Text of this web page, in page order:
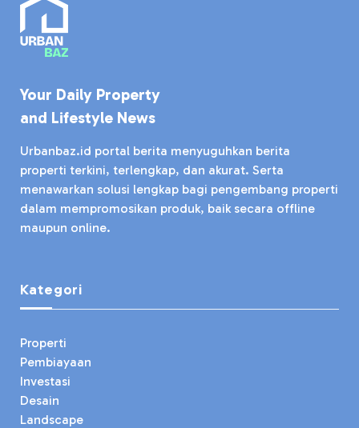
Your Daily Property
and Lifestyle News
Urbanbaz.id portal berita menyuguhkan berita
properti terkini, terlengkap, dan akurat. Serta
menawarkan solusi lengkap bagi pengembang properti
dalam mempromosikan produk, baik secara offline
maupun online.
Kategori
Properti
Pembiayaan
Investasi
Desain
Landscape